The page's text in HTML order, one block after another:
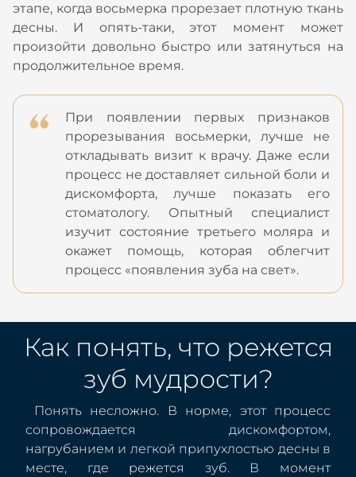
этапе, когда восьмерка прорезает плотную ткань
десны. И опять-таки, этот момент может
произойти довольно быстро или затянуться на
продолжительное время.
При появлении первых признаков
прорезывания восьмерки, лучше не
откладывать визит к врачу. Даже если
процесс не доставляет сильной боли и
дискомфорта, лучше показать его
стоматологу. Опытный специалист
изучит состояние третьего моляра и
окажет помощь, которая облегчит
процесс «появления зуба на свет».
Как понять, что режется
зуб мудрости?
Понять несложно. В норме, этот процесс
сопровождается дискомфортом,
нагрубанием и легкой припухлостью десны в
месте, где режется зуб. В момент